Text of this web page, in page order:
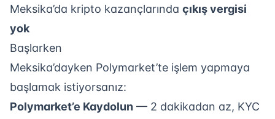
Meksika’da kripto kazançlarında çıkış vergisi
yok
Başlarken
Meksika’dayken Polymarket’te işlem yapmaya
başlamak istiyorsanız:
Polymarket’e Kaydolun — 2 dakikadan az, KYC